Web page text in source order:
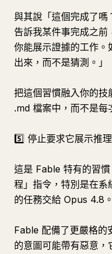
與其說「這個完成了嗎
告訴我某件事完成之
你能展示證據的工作。
出來，而不是猜測。」
把這個習慣融入你的
.md 檔案中，而不是每
5️⃣ 停止要求它展示推
這是 Fable 特有的習
程」指令，特別是在系
的任務交給 Opus 4.8。
Fable 配備了更嚴格的
的意圖可能帶有惡意